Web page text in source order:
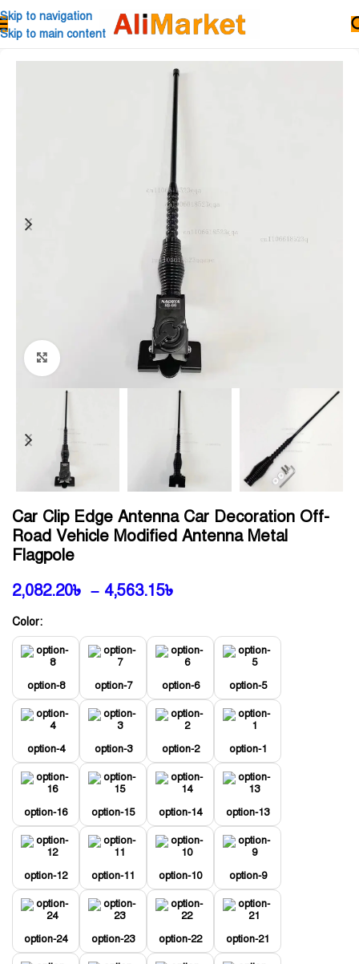
Skip to navigation
Skip to main content
Click to enlarge
Car Clip Edge Antenna Car Decoration Off-
Road Vehicle Modified Antenna Metal
Flagpole
2,082.20৳ – 4,563.15৳
Color:
option-8 option-7 option-6 option-5
option-4 option-3 option-2 option-1
option-16 option-15 option-14 option-13
option-12 option-11 option-10 option-9
option-24 option-23 option-22 option-21